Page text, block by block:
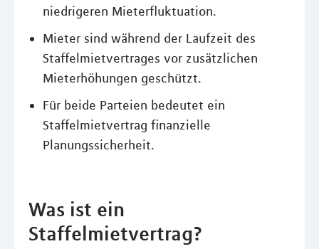
niedrigeren Mieterfluktuation.
Mieter sind während der Laufzeit des
Staffelmietvertrages vor zusätzlichen
Mieterhöhungen geschützt.
Für beide Parteien bedeutet ein
Staffelmietvertrag finanzielle
Planungssicherheit.
Was ist ein
Staffelmietvertrag?